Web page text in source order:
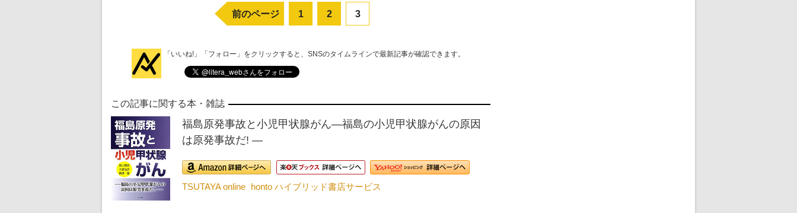
前のページ 1 2 3
「いいね!」「フォロー」をクリックすると、SNSのタイムラインで最新記事が確認できます。
この記事に関する本・雑誌
福島原発事故と小児甲状腺がん―福島の小児甲状腺がんの原因
は原発事故だ! ―
TSUTAYA online honto ハイブリッド書店サービス